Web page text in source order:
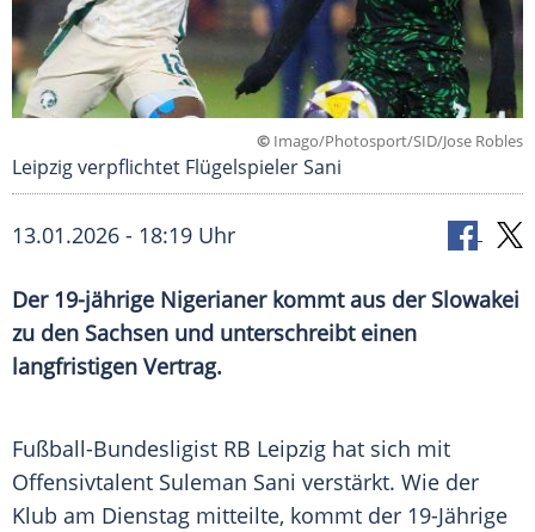
© Imago/Photosport/SID/Jose Robles
Leipzig verpflichtet Flügelspieler Sani
13.01.2026 - 18:19 Uhr
Der 19-jährige Nigerianer kommt aus der Slowakei
zu den Sachsen und unterschreibt einen
langfristigen Vertrag.
Fußball-Bundesligist RB Leipzig hat sich mit
Offensivtalent Suleman Sani verstärkt. Wie der
Klub am Dienstag mitteilte, kommt der 19-Jährige